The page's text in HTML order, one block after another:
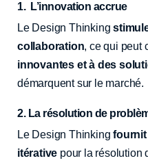
1. L’innovation accrue
Le Design Thinking
collaboration, ce qui peut
innovantes et à des
démarquent sur le marché.
2. La résolution de
Le Design Thinkingfournit
itérative pour la résolution